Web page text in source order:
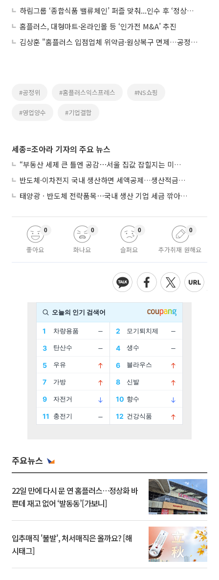
하림그룹 ‘종합식품 밸류체인’ 퍼즐 맞춰...인수 후 ‘정상화 비용’ 시험대
홈플러스, 대형마트·온라인몰 등 ‘인가전 M&A’ 추진
김상훈 "홈플러스 입점업체 위약금·원상복구 면제…공정위·홈플러스 협상 타결"
#공정위 #홈플러스익스프레스 #NS쇼핑
#영업양수 #기업결합
세종=조아라 기자의 주요 뉴스
“부동산 세제 큰 틀엔 공감⋯서울 집값 잡힐지는 미지수”
반도체·이차전지 국내 생산하면 세액공제…생산적금융 ISA 신설
태양광ㆍ반도체 전략품목⋯국내 생산 기업 세금 깎아준다
좋아요
0
화나요
0
슬퍼요
0
추가취재 원해요
0
주요뉴스
22일 만에 다시 문 연 홈플러스…정상화 바
쁜데 재고 없어 ‘발동동’[가보니]
입추매직 '불발', 처서매직은 올까요? [해
시태그]